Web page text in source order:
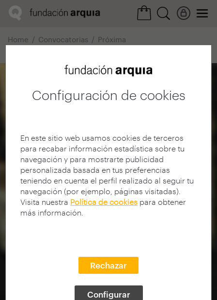
Configuración de cookies
En este sitio web usamos cookies de terceros
para recabar información estadística sobre tu
navegación y para mostrarte publicidad
personalizada basada en tus preferencias
teniendo en cuenta el perfil realizado al seguir tu
navegación (por ejemplo, páginas visitadas).
Visita nuestra Política de cookies para obtener
más información.
Rechazar
Configurar
Home Convocatorias
Próxima